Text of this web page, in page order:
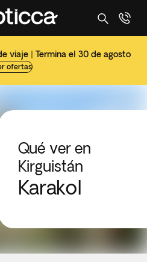
viaje | Termina el 30 de agosto
ofertas
Qué ver en
Kirguistán
Karakol